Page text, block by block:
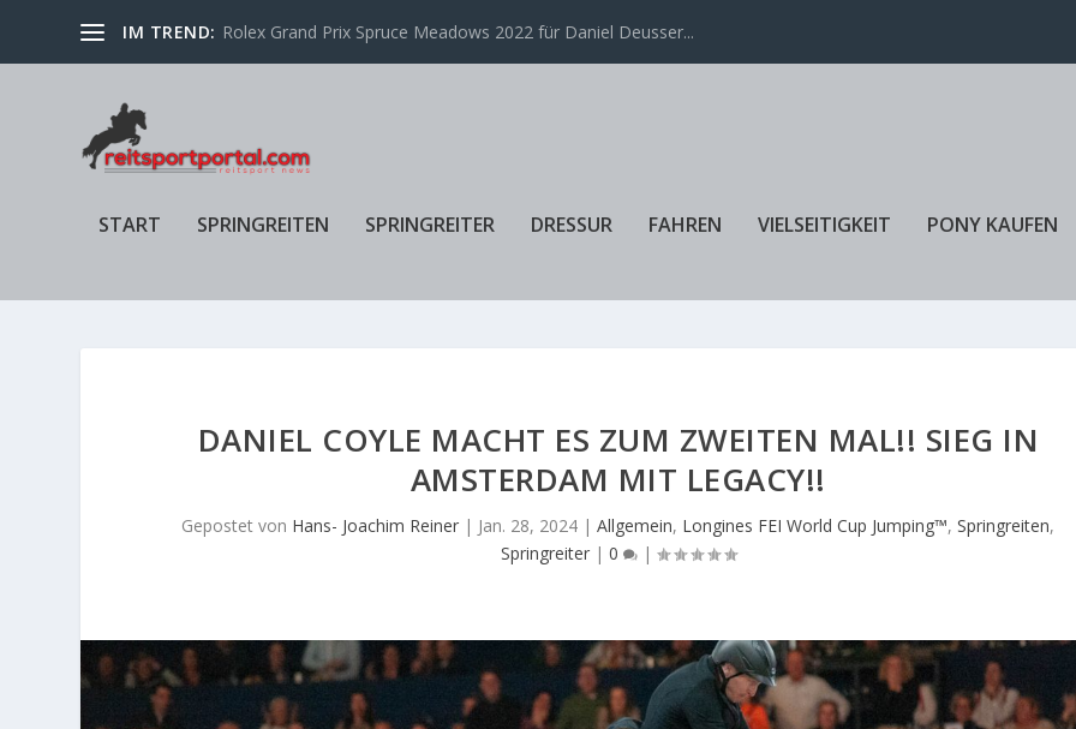
IM TREND: Rolex Grand Prix Spruce Meadows 2022 für Daniel Deusser...
START SPRINGREITEN SPRINGREITER DRESSUR FAHREN VIELSEITIGKEIT PONY KAUFEN
DANIEL COYLE MACHT ES ZUM ZWEITEN MAL!! SIEG IN
AMSTERDAM MIT LEGACY!!
Gepostet von Hans- Joachim Reiner | Jan. 28, 2024 |Allgemein, Longines FEI World Cup Jumping™,Springreiten,
Springreiter| 0 |